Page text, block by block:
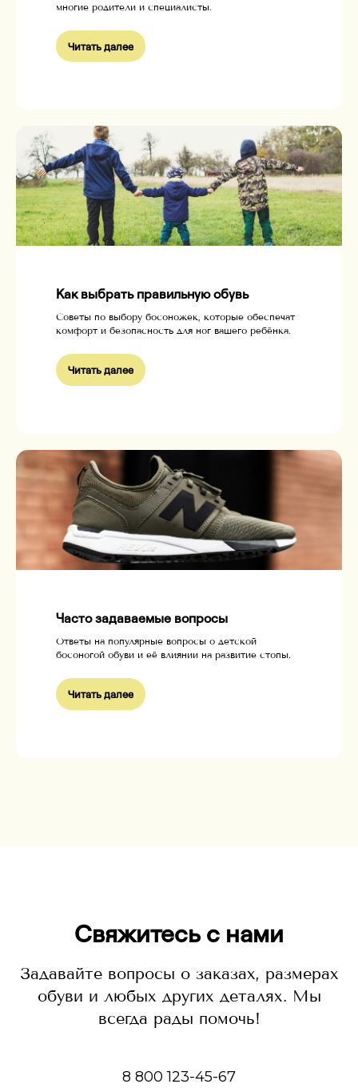
многие родители и специалисты.
Читать далее
Как выбрать правильную обувь
Советы по выбору босоножек, которые обеспечат
комфорт и безопасность для ног вашего ребёнка.
Читать далее
Часто задаваемые вопросы
Ответы на популярные вопросы о детской
босоногой обуви и её влиянии на развитие стопы.
Читать далее
Свяжитесь с нами
Задавайте вопросы о заказах, размерах
обуви и любых других деталях. Мы
всегда рады помочь!
8 800 123-45-67